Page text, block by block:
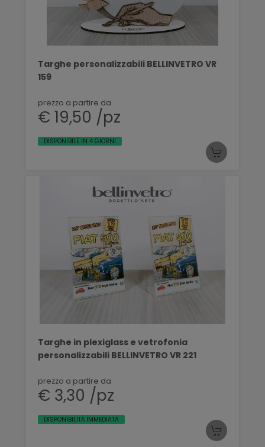
Targhe personalizzabili BELLINVETRO VR
159
prezzo a partire da
€ 19,50 /pz
DISPONIBILE IN 4 GIORNI
Targhe in plexiglass e vetrofonia
personalizzabili BELLINVETRO VR 221
prezzo a partire da
€ 3,30 /pz
DISPONIBILITÀ IMMEDIATA